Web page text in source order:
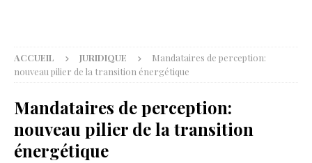
ACCUEIL JURIDIQUE
Mandataires de perception:
nouveau pilier de la transition énergétique
Mandataires de perception:
nouveau pilier de la transition
énergétique